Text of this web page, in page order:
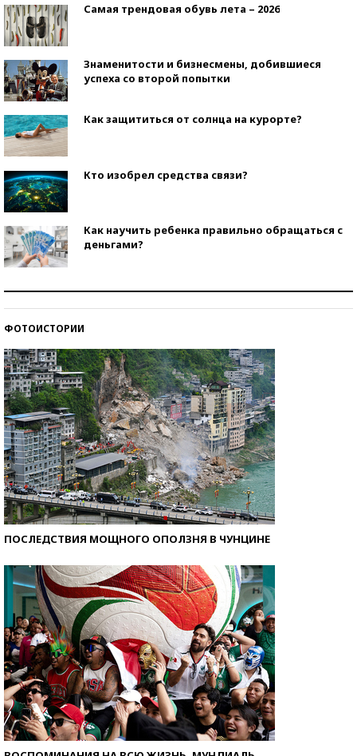
Самая трендовая обувь лета – 2026
Знаменитости и бизнесмены, добившиеся
успеха со второй попытки
Как защититься от солнца на курорте?
Кто изобрел средства связи?
Как научить ребенка правильно обращаться с
деньгами?
ФОТОИСТОРИИ
ПОСЛЕДСТВИЯ МОЩНОГО ОПОЛЗНЯ В ЧУНЦИНЕ